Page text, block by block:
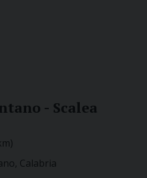
- Scalea
Calabria